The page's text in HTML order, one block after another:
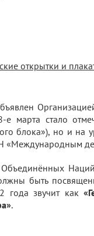
открытки и
е марта стало
блока»), но и на
«Международным
быть
года звучит как
.